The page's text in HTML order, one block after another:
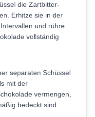
die Zartbitter-
Erhitze sie in der
und rühre
vollständig
separaten Schüssel
mit der
vermengen,
bedeckt sind.